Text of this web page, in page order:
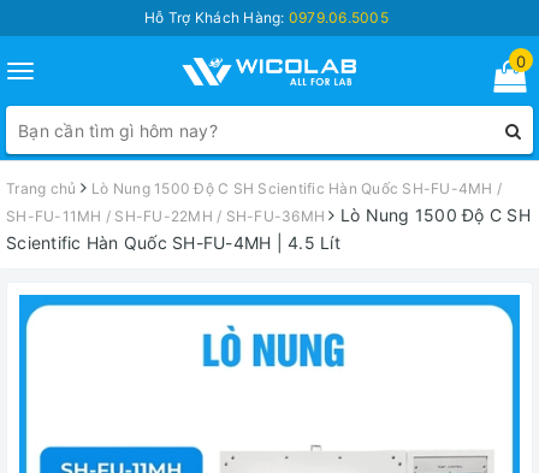
Hỗ Trợ Khách Hàng: 0979.06.5005
Toggle
navigation
0
Trang chủ
Lò Nung 1500 Độ C SH Scientific Hàn Quốc SH-FU-4MH /
SH-FU-11MH / SH-FU-22MH / SH-FU-36MH
Lò Nung 1500 Độ C SH
Scientific Hàn Quốc SH-FU-4MH | 4.5 Lít